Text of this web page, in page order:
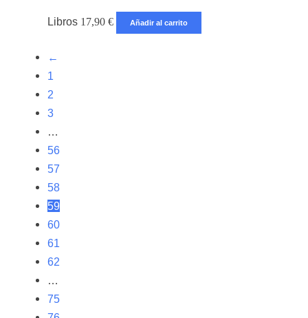
Libros 17,90€ Añadir al carrito
←
1
2
3
56
57
58
59
60
61
62
75